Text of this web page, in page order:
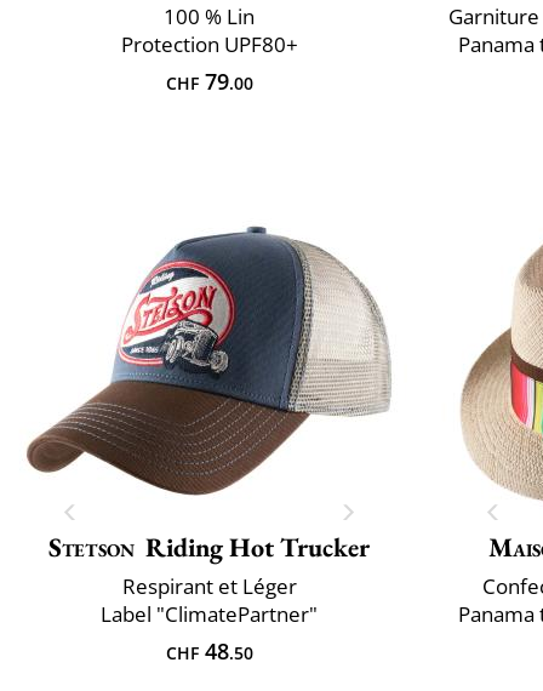
100 % Lin
Protection UPF80+
CHF79.00
Panama
Stetson Riding Hot Trucker
Respirant et Léger
Label "ClimatePartner"
CHF48.50
Panama